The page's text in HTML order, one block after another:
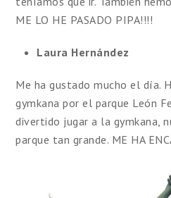
ME LO HE PASADO PIPA!!!!
Laura Hernández
Me ha gustado mucho el día.
gymkana por el parque León
divertido jugar a la gymkana,
parque tan grande. ME HA